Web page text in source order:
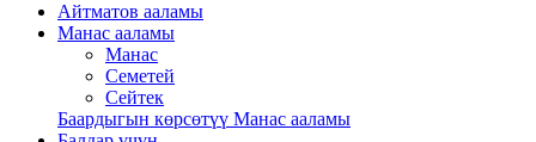
Айтматов ааламы
Манас ааламы
Манас
Семетей
Сейтек
Баардыгын көрсөтүү Манас ааламы